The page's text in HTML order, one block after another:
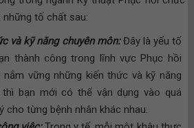
tố chất sau:
và kỹ năng chuyên môn:Đây là yếu tố
thành công trong lĩnh vực Phục hồi
nắm vững những kiến thức và kỹ năng
thì bạn mới có thể vận dụng vào quá
cho từng bệnh nhân khác nhau.